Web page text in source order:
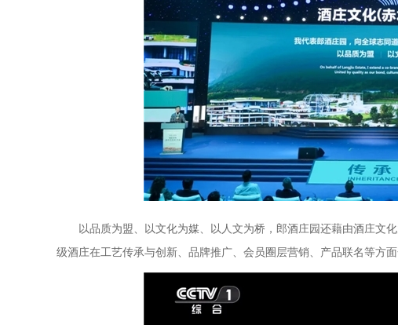
以品质为盟、以文化为媒、以人文为桥，郎酒庄园还藉由酒庄文
级酒庄在工艺传承与创新、品牌推广、会员圈层营销、产品联名等方